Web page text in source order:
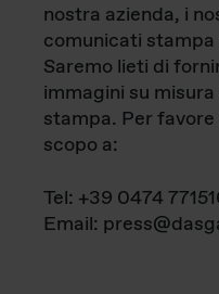
nostra azienda, i
comunicati
Saremo lieti di
immagini su
stampa. Per
scopo a:
Tel: +39 0474
Email: